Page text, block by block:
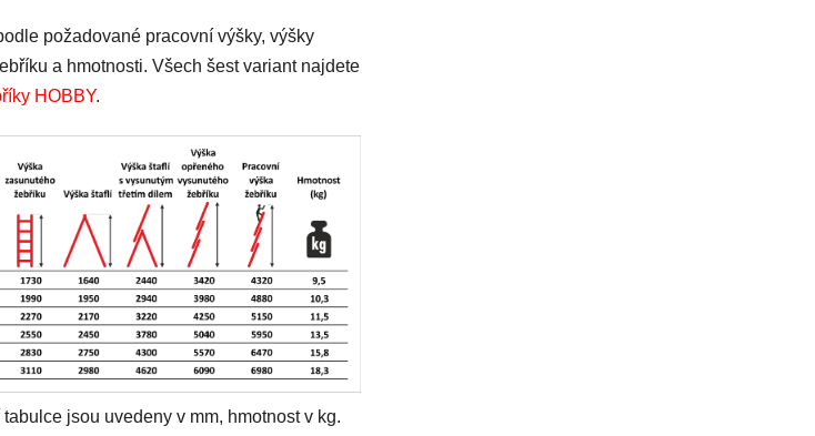
požadované pracovní výšky, výšky
a hmotnosti. Všech šest variant najdete
HOBBY.
jsou uvedeny v mm, hmotnost v kg.